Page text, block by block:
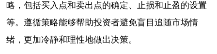
略，包括买入点和卖出点的确定、止损和止盈的设置
等。遵循策略能够帮助投资者避免盲目追随市场情
绪，更加冷静和理性地做出决策。